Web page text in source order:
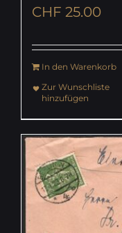
CHF 25.00
In den Warenkorb
Zur Wunschliste
hinzufügen